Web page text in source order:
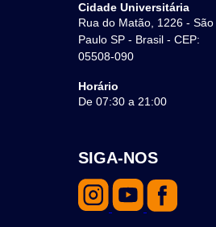
Cidade Universitária
Rua do Matão, 1226 - São
Paulo SP - Brasil - CEP:
05508-090
Horário
De 07:30 a 21:00
SIGA-NOS